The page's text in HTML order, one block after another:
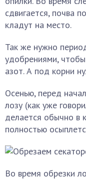
сдвигается, почва
кладут на место.
Так же нужно
удобрениями,
азот. А под корни
Осенью, перед
лозу (как уже
делается обычно в
полностью
Во время обрезки